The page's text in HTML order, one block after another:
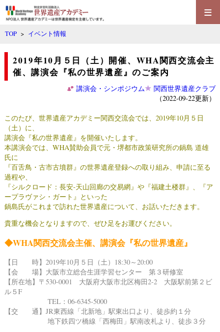
≡
TOP > イベント情報
2019年10月５日（土）開催、WHA関西交流会主
催、講演会『私の世界遺産』のご案内
講演会・シンポジウム
関西世界遺産クラブ
（2022-09-22更新）
このたび、世界遺産アカデミー関西交流会では、2019年10月５日
（土）に、
講演会『私の世界遺産』を開催いたします。
本講演会では、WHA賛助会員で元・堺都市政策研究所の鍋島 道雄
氏に
『百舌鳥・古市古墳群』の世界遺産登録への取り組み、申請に至る
過程や、
『シルクロード：長安-天山回廊の交易網』や『福建土楼群』、『ア
ープラヴァシ・ガート』といった
鍋島氏がこれまで訪れた世界遺産について、お話いただきます。
貴重な機会となりますので、ぜひ足をお運びください。
◆WHA関西交流会主催、講演会『私の世界遺産』
【日 時】2019年10月５日（土）18:30～20:00
【会 場】 大阪市立総合生涯学習センター 第３研修室
【所在地】〒530-0001 大阪府大阪市北区梅田2-2 大阪駅前第２ビ
ル５F
TEL：06-6345-5000
【交 通 】JR東西線「北新地」駅東出口より、徒歩約１分
地下鉄四ツ橋線「西梅田」駅南改札より、徒歩３分